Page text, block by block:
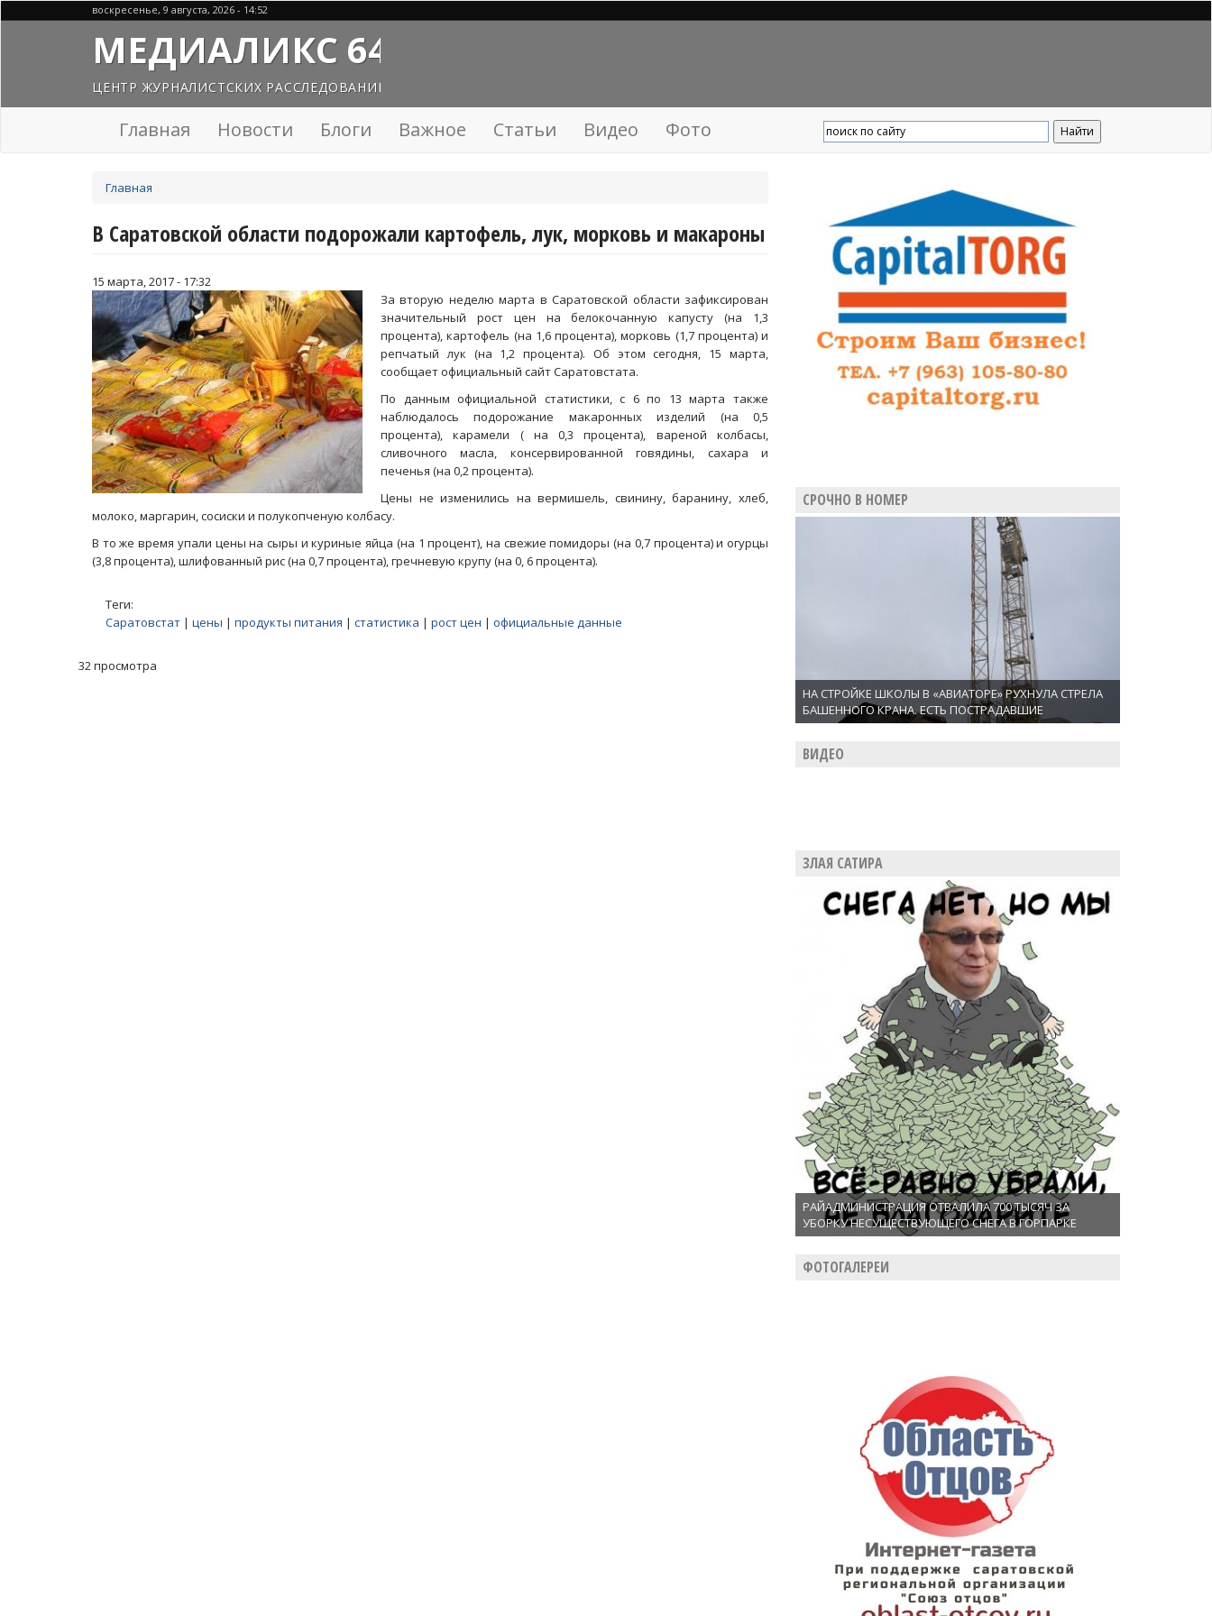
воскресенье, 9 августа, 2026 - 14:52
МЕДИАЛИКС 64
ЦЕНТР ЖУРНАЛИСТСКИХ РАССЛЕДОВАНИЙ
Главная Новости Блоги Важное Статьи Видео Фото
здесь
Главная
В Саратовской области подорожали картофель, лук, морковь и макароны
15 марта, 2017 - 17:32
За вторую неделю марта в Саратовской области зафиксирован
значительный рост цен на белокочанную капусту (на 1,3
процента), картофель (на 1,6 процента), морковь (1,7 процента) и
репчатый лук (на 1,2 процента). Об этом сегодня, 15 марта,
сообщает официальный сайт Саратовстата.
По данным официальной статистики, с 6 по 13 марта также
наблюдалось подорожание макаронных изделий (на 0,5
процента), карамели ( на 0,3 процента), вареной колбасы,
сливочного масла, консервированной говядины, сахара и
печенья (на 0,2 процента).
Цены не изменились на вермишель, свинину, баранину, хлеб,
молоко, маргарин, сосиски и полукопченую колбасу.
В то же время упали цены на сыры и куриные яйца (на 1 процент), на свежие помидоры (на 0,7 процента) и огурцы
(3,8 процента), шлифованный рис (на 0,7 процента), гречневую крупу (на 0, 6 процента).
Теги:
Саратовстат | цены | продукты питания | статистика | рост цен | официальные данные
32 просмотра
СРОЧНО В НОМЕР
НА СТРОЙКЕ ШКОЛЫ В «АВИАТОРЕ» РУХНУЛА СТРЕЛА
БАШЕННОГО КРАНА. ЕСТЬ ПОСТРАДАВШИЕ
ВИДЕО
ЗЛАЯ САТИРА
РАЙАДМИНИСТРАЦИЯ ОТВАЛИЛА 700 ТЫСЯЧ ЗА
УБОРКУ НЕСУЩЕСТВУЮЩЕГО СНЕГА В ГОРПАРКЕ
ФОТОГАЛЕРЕИ